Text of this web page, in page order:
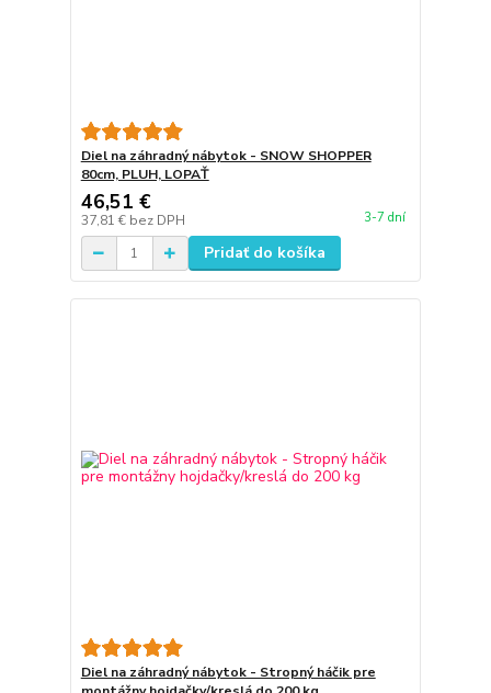
Diel na záhradný nábytok - SNOW SHOPPER
80cm, PLUH, LOPAŤ
46,51 €
37,81 € bez DPH 3-7 dní
Pridať do košíka
Diel na záhradný nábytok - Stropný háčik pre